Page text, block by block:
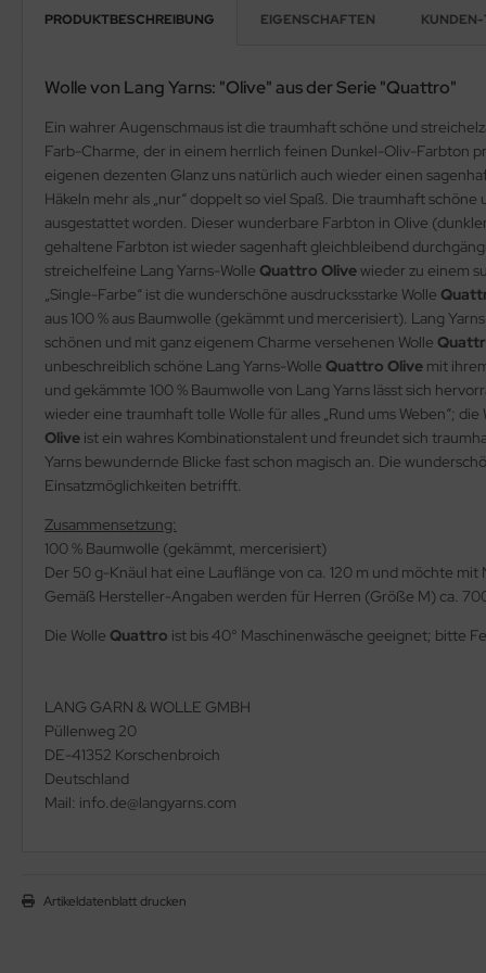
PRODUKTBESCHREIBUNG EIGENSCHAFTEN
Wolle von Lang Yarns: "Olive" aus der Serie "Quattro"
Ein wahrer Augenschmaus ist die traumhaft schöne und
Farb-Charme, der in einem herrlich feinen Dunkel-Oliv-Farbton
eigenen dezenten Glanz uns natürlich auch wieder einen
Häkeln mehr als „nur“ doppelt so viel Spaß. Die traumhaft schöne
ausgestattet worden. Dieser wunderbare Farbton in Olive
gehaltene Farbton ist wieder sagenhaft gleichbleibend
streichelfeine Lang Yarns-Wolle Quattro Olivewieder zu einem
„Single-Farbe“ ist die wunderschöne ausdrucksstarke Wolle
aus 100 % aus Baumwolle (gekämmt und mercerisiert). Lang
schönen und mit ganz eigenem Charme versehenen Wolle
unbeschreiblich schöne Lang Yarns-Wolle Quattro Olive mit
und gekämmte 100 % Baumwolle von Lang Yarns lässt sich
wieder eine traumhaft tolle Wolle für alles „Rund ums Weben“;
Olive ist ein wahres Kombinationstalent und freundet sich
Yarns bewundernde Blicke fast schon magisch an. Die
Einsatzmöglichkeiten betrifft.
Zusammensetzung:
100 % Baumwolle (gekämmt, mercerisiert)
Der 50 g-Knäul hat eine Lauflänge von ca. 120 m und möchte
Gemäß Hersteller-Angaben werden für Herren (Größe M) ca.
Die Wolle Quattro ist bis 40° Maschinenwäsche geeignet; bitte
LANG GARN & WOLLE GMBH
Püllenweg 20
DE-41352 Korschenbroich
Deutschland
Mail: info.de@langyarns.com
Artikeldatenblatt drucken